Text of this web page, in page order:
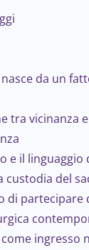
da un
tra vicinanza e
e il linguaggio
custodia del
di partecipare
ingresso